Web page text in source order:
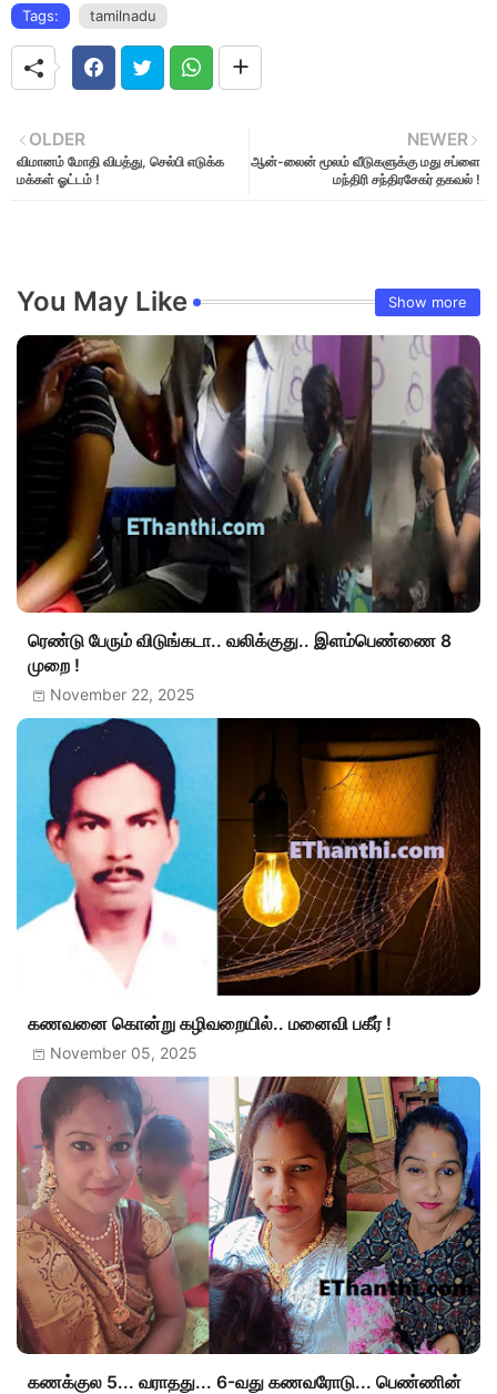
Tags: tamilnadu
NEWER
ஆன்-லைன் மூலம் வீடுகளுக்கு மது சப்ளை
மந்திரி சந்திரசேகர் தகவல் !
OLDER
விமானம் மோதி விபத்து, செல்பி எடுக்க
மக்கள் ஓட்டம் !
You May Like Show more
ரெண்டு பேரும் விடுங்கடா.. வலிக்குது.. இளம்பெண்ணை 8
முறை !
November 22, 2025
கணவனை கொன்று கழிவறையில்.. மனைவி பகீர் !
November 05, 2025
கணக்குல 5... வராதது... 6-வது கணவரோடு... பெண்ணின்